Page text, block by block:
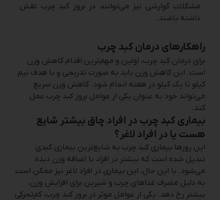
مشکلات گوارشی نیز می‌توانند در بروز کبد چرب نقش
داشته باشند.
راهکارهای درمان کبد چرب
برای درمان کبد چرب، اولین و مهم‌ترین اقدام کاهش وزن
است. این کاهش وزن باید به صورت تدریجی و با هدف نیم
کیلو تا یک کیلو در هفته انجام شود. کاهش وزن سریع
می‌تواند خود به عنوان یکی از عوامل بروز کبد چرب عمل
کند.
بیماری کبد چرب در افراد چاق بیشتر شایع
هست یا در افراد لاغر؟
این روزها بیماری کبد چرب به شایع‌ترین بیماری کبدی
تبدیل شده است که بیشتر در افراد با اضافه وزن دیده
می‌شود. با این حال، این بیماری در افراد لاغر نیز ممکن است
به دلیل مصرف غذاهای چرب و شیرین برای افزایش وزن،
بیشتر رخ دهد. یکی از عوامل موثر در بروز کبد چرب، کم‌تحرکی